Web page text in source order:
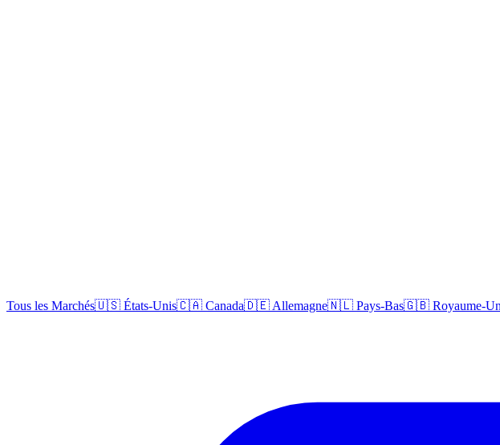
Tous les Marchés🇺🇸 États-Unis🇨🇦 Canada🇩🇪 Allemagne🇳🇱 Pays-Bas🇬🇧 Royaume-